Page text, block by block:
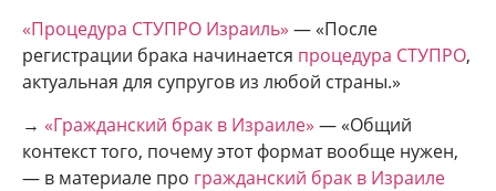
«Процедура СТУПРО Израиль» — «После
регистрации брака начинается процедура СТУПРО,
актуальная для супругов из любой страны.»
→ «Гражданский брак в Израиле» — «Общий
контекст того, почему этот формат вообще нужен,
— в материале про гражданский брак в Израиле